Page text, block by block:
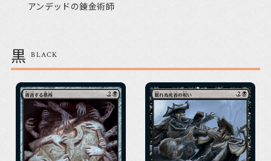
アンデッドの錬金術師
黒 BLACK